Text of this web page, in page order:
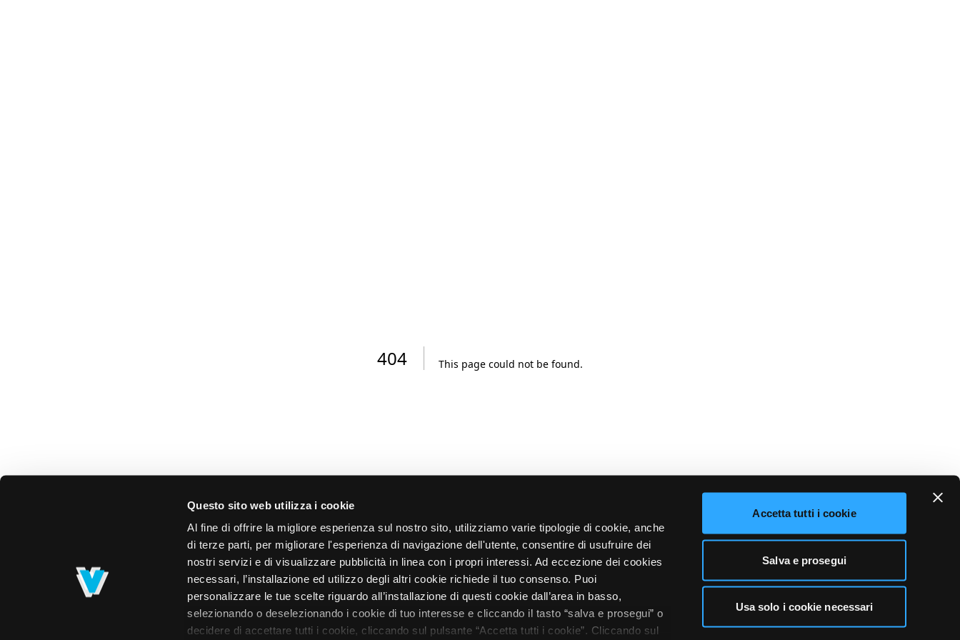
Questo sito web utilizza i cookie
Al fine di offrire la migliore esperienza sul nostro sito, utilizziamo varie tipologie di cookie, anche
di terze parti, per migliorare l'esperienza di navigazione dell'utente, consentire di usufruire dei
nostri servizi e di visualizzare pubblicità in linea con i propri interessi. Ad eccezione dei cookies
necessari, l’installazione ed utilizzo degli altri cookie richiede il tuo consenso. Puoi
personalizzare le tue scelte riguardo all’installazione di questi cookie dall’area in basso,
selezionando o deselezionando i cookie di tuo interesse e cliccando il tasto “salva e prosegui” o
decidere di accettare tutti i cookie, cliccando sul pulsante “Accetta tutti i cookie”. Cliccando sul
Accetta tutti i cookie
Salva e prosegui
Usa solo i cookie necessari
404 This page could not be found.